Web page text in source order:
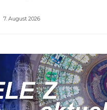
7. August 2026